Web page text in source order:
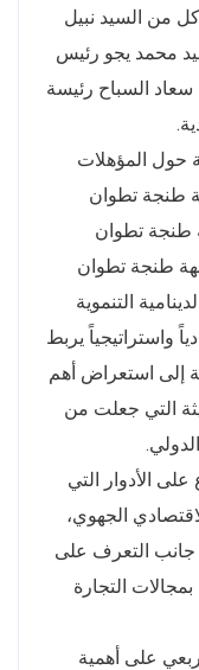
من السيد نبيل
محمد يجو رئيس
سعاد السباح رئيسة
حول المؤهلات
طنجة تطوان
طنجة تطوان
طنجة تطوان
التنموية
واستراتيجياً يربط
إلى استعراض أهم
التي جعلت من
الأدوار التي
الجهوي،
جانب التعرف على
التجارة
على أهمية